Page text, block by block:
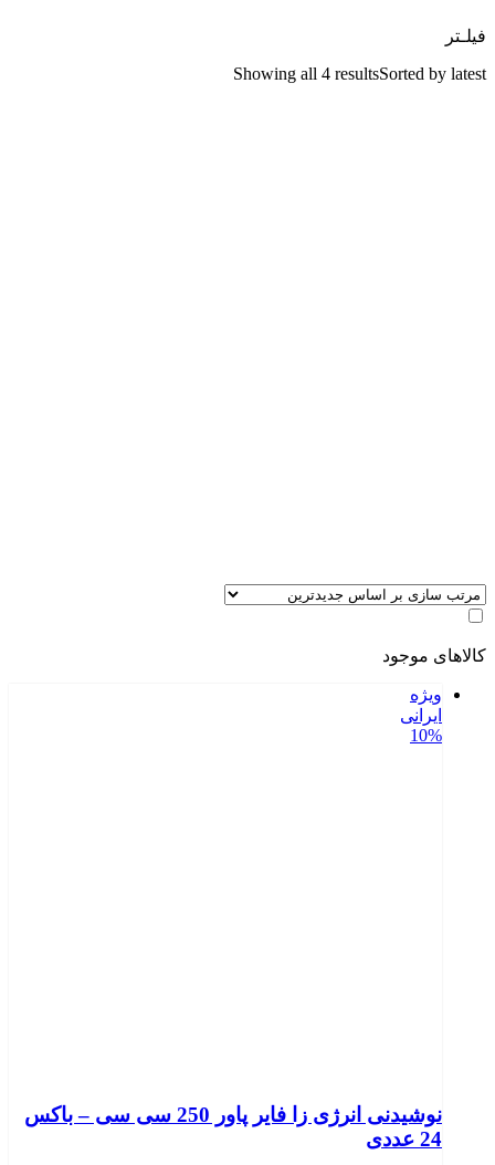
فیلـتر
Showing all 4 resultsSorted by latest
کالاهای موجود
ویژه
ایرانی
10%
نوشیدنی انرژی زا فایر پاور 250 سی سی – باکس
24 عددی